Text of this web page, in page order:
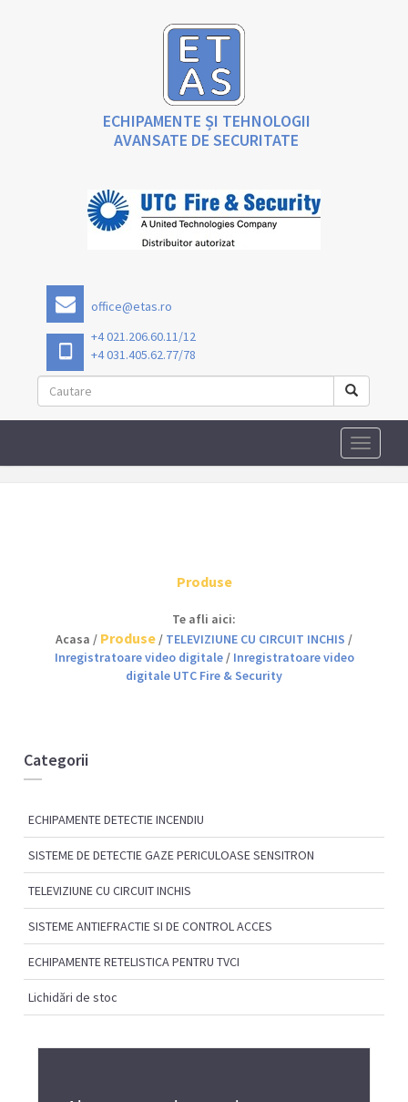
ECHIPAMENTE ȘI TEHNOLOGII
AVANSATE DE SECURITATE
office@etas.ro
+4 021.206.60.11/12
+4 031.405.62.77/78
Toggle
Produse
Te afli aici:
Acasa / Produse / TELEVIZIUNE CU CIRCUIT INCHIS /
Inregistratoare video digitale/ Inregistratoare video
digitale UTC Fire & Security
Categorii
ECHIPAMENTE DETECTIE INCENDIU
SISTEME DE DETECTIE GAZE PERICULOASE SENSITRON
TELEVIZIUNE CU CIRCUIT INCHIS
SISTEME ANTIEFRACTIE SI DE CONTROL ACCES
ECHIPAMENTE RETELISTICA PENTRU TVCI
Lichidări de stoc